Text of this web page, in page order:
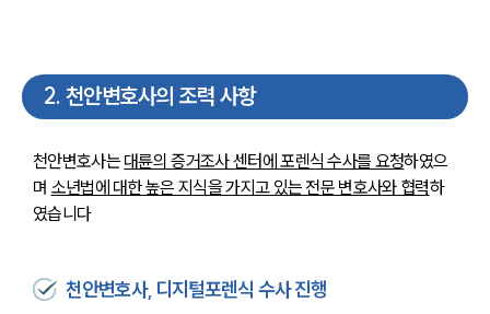
2. 천안변호사의 조력 사항
천안변호사는 대륜의 증거조사 센터에 포렌식 수사를 요청하였으
며 소년법에 대한 높은 지식을 가지고 있는 전문 변호사와 협력하
였습니다
천안변호사, 디지털포렌식 수사 진행